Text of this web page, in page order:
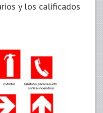
y los calificados